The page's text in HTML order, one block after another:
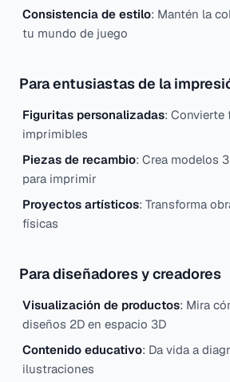
Consistencia de estilo: Mantén la
tu mundo de juego
Para entusiastas de la
Figuritas personalizadas: Convierte
imprimibles
Piezas de recambio: Crea modelos
para imprimir
Proyectos artísticos: Transforma
físicas
Para diseñadores y creadores
Visualización de productos: Mira
diseños 2D en espacio 3D
Contenido educativo: Da vida a
ilustraciones